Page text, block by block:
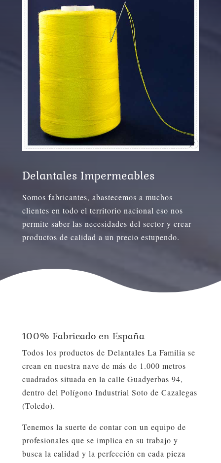
Delantales Impermeables
Somos fabricantes, abastecemos a muchos
clientes en todo el territorio nacional eso nos
permite saber las necesidades del sector y crear
productos de calidad a un precio estupendo.
100% Fabricado en España
Todos los productos de Delantales La Familia se
crean en nuestra nave de más de 1.000 metros
cuadrados situada en la calle Guadyerbas 94,
dentro del Polígono Industrial Soto de Cazalegas
(Toledo).
Tenemos la suerte de contar con un equipo de
profesionales que se implica en su trabajo y
busca la calidad y la perfección en cada pieza